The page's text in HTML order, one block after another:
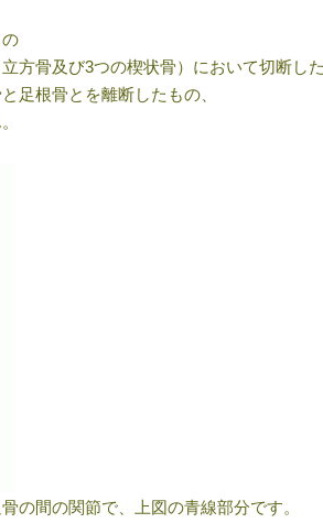
方骨及び3つの楔状骨）において切断し
足根骨とを離断したもの、
の間の関節で、上図の青線部分です。